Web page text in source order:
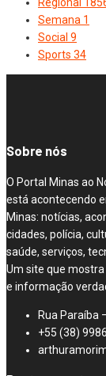
Semana 1
Social 9
Sports 34
Sobre nós
O Portal Minas ao
está acontecendo
Minas: notícias,
cidades, polícia,
saúde, serviços,
Um site que
e informação
Rua Paraíba
+55 (38)